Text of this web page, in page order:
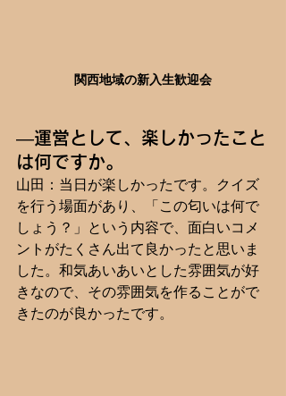
関西地域の新入生歓迎会
―運営として、楽しかったこと
は何ですか。
山田：当日が楽しかったです。クイズ
を行う場面があり、「この匂いは何で
しょう？」という内容で、面白いコメ
ントがたくさん出て良かったと思いま
した。和気あいあいとした雰囲気が好
きなので、その雰囲気を作ることがで
きたのが良かったです。